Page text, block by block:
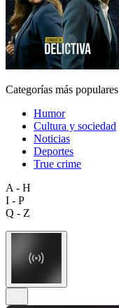
Categorías más populares
Humor
Cultura y sociedad
Noticias
Deportes
True crime
A - H
I - P
Q - Z